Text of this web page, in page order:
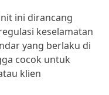
ini dirancang
keselamatan
yang berlaku di
cocok untuk
klien